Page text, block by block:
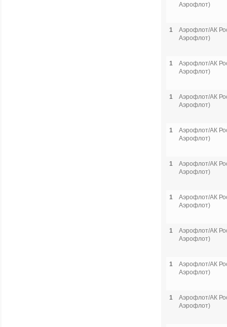
Аэрофлот)
1
Аэрофлот/АК
Аэрофлот)
1
Аэрофлот/АК
Аэрофлот)
1
Аэрофлот/АК
Аэрофлот)
1
Аэрофлот/АК
Аэрофлот)
1
Аэрофлот/АК
Аэрофлот)
1
Аэрофлот/АК
Аэрофлот)
1
Аэрофлот/АК
Аэрофлот)
1
Аэрофлот/АК
Аэрофлот)
1
Аэрофлот/АК
Аэрофлот)